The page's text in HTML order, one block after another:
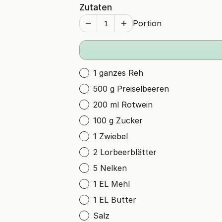
Zutaten
Portion
1 ganzes Reh
500 g Preiselbeeren
200 ml Rotwein
100 g Zucker
1 Zwiebel
2 Lorbeerblätter
5 Nelken
1 EL Mehl
1 EL Butter
Salz